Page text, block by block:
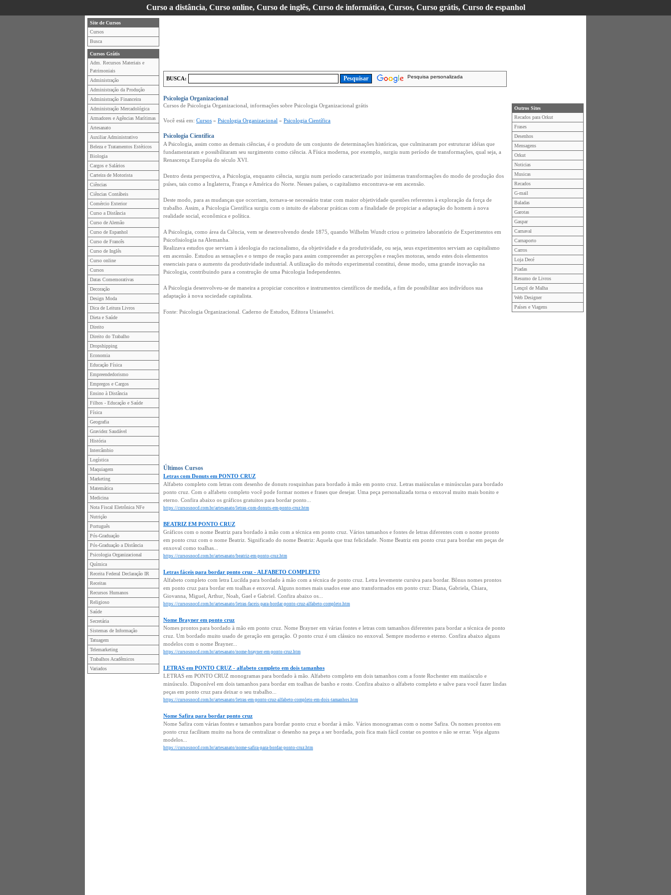
Curso a distância, Curso online, Curso de inglês, Curso de informática, Cursos, Curso grátis, Curso de espanhol
Site de Cursos
Cursos
Busca
Cursos Grátis
Adm. Recursos Materiais e
Patrimoniais
Administração
Administração da Produção
Administração Financeira
Administração Mercadológica
Armadores e Agências Marítimas
Artesanato
Auxiliar Administrativo
Beleza e Tratamentos Estéticos
Biologia
Cargos e Salários
Carteira de Motorista
Ciências
Ciências Contábeis
Comércio Exterior
Curso a Distância
Curso de Alemão
Curso de Espanhol
Curso de Francês
Curso de Inglês
Curso online
Cursos
Datas Comemorativas
Decoração
Design Moda
Dica de Leitura Livros
Dieta e Saúde
Direito
Direito do Trabalho
Dropshipping
Economia
Educação Física
Empreendedorismo
Empregos e Cargos
Ensino à Distância
Filhos - Educação e Saúde
Física
Geografia
Gravidez Saudável
História
Intercâmbio
Logística
Maquiagem
Marketing
Matemática
Medicina
Nota Fiscal Eletrônica NFe
Nutrição
Português
Pós-Graduação
Pós-Graduação a Distância
Psicologia Organizacional
Química
Receita Federal Declaração IR
Receitas
Recursos Humanos
Religioso
Saúde
Secretária
Sistemas de Informação
Tatuagem
Telemarketing
Trabalhos Acadêmicos
Variados
BUSCA: Pesquisa personalizada
Psicologia Organizacional
Cursos de Psicologia Organizacional, informações sobre Psicologia Organizacional grátis
Você está em: Cursos » Psicologia Organizacional » Psicologia Científica
Psicologia Científica
A Psicologia, assim como as demais ciências, é o produto de um conjunto de determinações históricas, que culminaram por estruturar idéias que
fundamentaram e possibilitaram seu surgimento como ciência. A Física moderna, por exemplo, surgiu num período de transformações, qual seja, a
Renascença Européia do século XVI.
Dentro desta perspectiva, a Psicologia, enquanto ciência, surgiu num período caracterizado por inúmeras transformações do modo de produção dos
psíses, tais como a Inglaterra, França e América do Norte. Nesses países, o capitalismo encontrava-se em ascensão.
Deste modo, para as mudanças que ocorriam, tornava-se necessário tratar com maior objetividade questões referentes à exploração da força de
trabalho. Assim, a Psicologia Científica surgiu com o intuito de elaborar práticas com a finalidade de propiciar a adaptação do homem à nova
realidade social, econômica e política.
A Psicologia, como área da Ciência, vem se desenvolvendo desde 1875, quando Wilhelm Wundt criou o primeiro laboratório de Experimentos em
Psicofisiologia na Alemanha.
Realizava estudos que serviam à ideologia do racionalismo, da objetividade e da produtividade, ou seja, seus experimentos serviam ao capitalismo
em ascensão. Estudou as sensações e o tempo de reação para assim compreender as percepções e reações motoras, sendo estes dois elementos
essenciais para o aumento da produtividade industrial. A utilização do método experimental constitui, desse modo, uma grande inovação na
Psicologia, contribuindo para a construção de uma Psicologia Independentes.
A Psicologia desenvolveu-se de maneira a propiciar conceitos e instrumentos científicos de medida, a fim de possibilitar aos indivíduos sua
adaptação à nova sociedade capitalista.
Fonte: Psicologia Organizacional. Caderno de Estudos, Editora Uniasselvi.
Últimos Cursos
Letras com Donuts em PONTO CRUZ
Alfabeto completo com letras com desenho de donuts rosquinhas para bordado à mão em ponto cruz. Letras maiúsculas e minúsculas para bordado
ponto cruz. Com o alfabeto completo você pode formar nomes e frases que desejar. Uma peça personalizada torna o enxoval muito mais bonito e
eterno. Confira abaixo os gráficos gratuitos para bordar ponto...
https://cursosnocd.com.br/artesanato/letras-com-donuts-em-ponto-cruz.htm
BEATRIZ EM PONTO CRUZ
Gráficos com o nome Beatriz para bordado à mão com a técnica em ponto cruz. Vários tamanhos e fontes de letras diferentes com o nome pronto
em ponto cruz com o nome Beatriz. Significado do nome Beatriz: Aquela que traz felicidade. Nome Beatriz em ponto cruz para bordar em peças de
enxoval como toalhas...
https://cursosnocd.com.br/artesanato/beatriz-em-ponto-cruz.htm
Letras fáceis para bordar ponto cruz - ALFABETO COMPLETO
Alfabeto completo com letra Lucilda para bordado à mão com a técnica de ponto cruz. Letra levemente cursiva para bordar. Bônus nomes prontos
em ponto cruz para bordar em toalhas e enxoval. Alguns nomes mais usados esse ano transformados em ponto cruz: Diana, Gabriela, Chiara,
Giovanna, Miguel, Arthur, Noah, Gael e Gabriel. Confira abaixo os...
https://cursosnocd.com.br/artesanato/letras-faceis-para-bordar-ponto-cruz-alfabeto-completo.htm
Nome Brayner em ponto cruz
Nomes prontos para bordado à mão em ponto cruz. Nome Brayner em várias fontes e letras com tamanhos diferentes para bordar a técnica de ponto
cruz. Um bordado muito usado de geração em geração. O ponto cruz é um clássico no enxoval. Sempre moderno e eterno. Confira abaixo alguns
modelos com o nome Brayner...
https://cursosnocd.com.br/artesanato/nome-brayner-em-ponto-cruz.htm
LETRAS em PONTO CRUZ - alfabeto completo em dois tamanhos
LETRAS em PONTO CRUZ monogramas para bordado à mão. Alfabeto completo em dois tamanhos com a fonte Rochester em maiúsculo e
minúsculo. Disponível em dois tamanhos para bordar em toalhas de banho e rosto. Confira abaixo o alfabeto completo e salve para você fazer lindas
peças em ponto cruz para deixar o seu trabalho...
https://cursosnocd.com.br/artesanato/letras-em-ponto-cruz-alfabeto-completo-em-dois-tamanhos.htm
Nome Safira para bordar ponto cruz
Nome Safira com várias fontes e tamanhos para bordar ponto cruz e bordar à mão. Vários monogramas com o nome Safira. Os nomes prontos em
ponto cruz facilitam muito na hora de centralizar o desenho na peça a ser bordada, pois fica mais fácil contar os pontos e não se errar. Veja alguns
modelos...
https://cursosnocd.com.br/artesanato/nome-safira-para-bordar-ponto-cruz.htm
Outros Sites
Recados para Orkut
Frases
Desenhos
Mensagens
Orkut
Noticias
Musicas
Recados
G-mail
Baladas
Garotas
Gaspar
Carnaval
Carnaporto
Carros
Loja Decé
Piadas
Resumo de Livros
Lençol de Malha
Web Designer
Países e Viagens